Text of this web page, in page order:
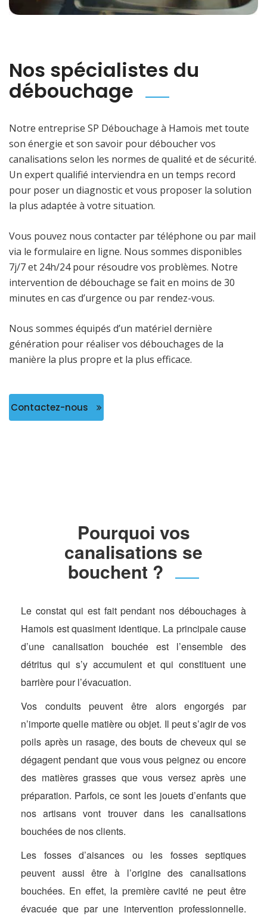
Nos spécialistes du
débouchage
Notre entreprise SP Débouchage à Hamois met toute
son énergie et son savoir pour déboucher vos
canalisations selon les normes de qualité et de sécurité.
Un expert qualifié interviendra en un temps record
pour poser un diagnostic et vous proposer la solution
la plus adaptée à votre situation.
Vous pouvez nous contacter par téléphone ou par mail
via le formulaire en ligne. Nous sommes disponibles
7j/7 et 24h/24 pour résoudre vos problèmes. Notre
intervention de débouchage se fait en moins de 30
minutes en cas d’urgence ou par rendez-vous.
Nous sommes équipés d’un matériel dernière
génération pour réaliser vos débouchages de la
manière la plus propre et la plus efficace.
Contactez-nous
Pourquoi vos
canalisations se
bouchent ?
Le constat qui est fait pendant nos débouchages à
Hamois est quasiment identique. La principale cause
d’une canalisation bouchée est l’ensemble des
détritus qui s’y accumulent et qui constituent une
barrière pour l’évacuation.
Vos conduits peuvent être alors engorgés par
n’importe quelle matière ou objet. Il peut s’agir de vos
poils après un rasage, des bouts de cheveux qui se
dégagent pendant que vous vous peignez ou encore
des matières grasses que vous versez après une
préparation. Parfois, ce sont les jouets d’enfants que
nos artisans vont trouver dans les canalisations
bouchées de nos clients.
Les fosses d’aisances ou les fosses septiques
peuvent aussi être à l’origine des canalisations
bouchées. En effet, la première cavité ne peut être
évacuée que par une intervention professionnelle.